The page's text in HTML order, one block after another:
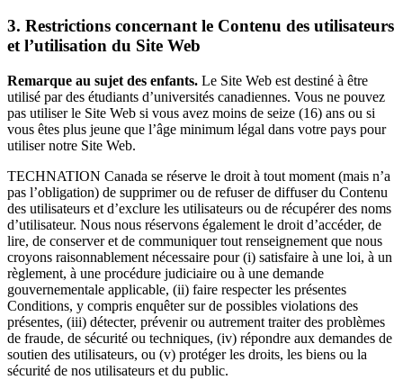
3. Restrictions concernant le Contenu des utilisateurs
et l’utilisation du Site Web
Remarque au sujet des enfants. Le Site Web est destiné à être
utilisé par des étudiants d’universités canadiennes. Vous ne pouvez
pas utiliser le Site Web si vous avez moins de seize (16) ans ou si
vous êtes plus jeune que l’âge minimum légal dans votre pays pour
utiliser notre Site Web.
TECHNATION Canada se réserve le droit à tout moment (mais n’a
pas l’obligation) de supprimer ou de refuser de diffuser du Contenu
des utilisateurs et d’exclure les utilisateurs ou de récupérer des noms
d’utilisateur. Nous nous réservons également le droit d’accéder, de
lire, de conserver et de communiquer tout renseignement que nous
croyons raisonnablement nécessaire pour (i) satisfaire à une loi, à un
règlement, à une procédure judiciaire ou à une demande
gouvernementale applicable, (ii) faire respecter les présentes
Conditions, y compris enquêter sur de possibles violations des
présentes, (iii) détecter, prévenir ou autrement traiter des problèmes
de fraude, de sécurité ou techniques, (iv) répondre aux demandes de
soutien des utilisateurs, ou (v) protéger les droits, les biens ou la
sécurité de nos utilisateurs et du public.